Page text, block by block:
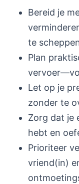
Bereid je
te
Plan
Let op je
zonder te
Zorg dat je
hebt en
Prioriteer
vriend(in)